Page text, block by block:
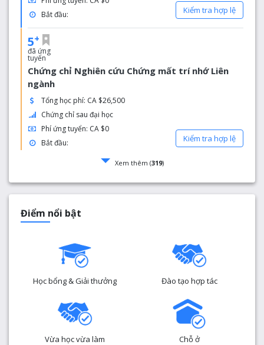
Bắt đầu:
Kiểm tra hợp lệ
5+
đã ứng
tuyển
Chứng chỉ Nghiên cứu Chứng mất trí nhớ Liên
ngành
Tổng học phí: CA $26,500
Chứng chỉ sau đại học
Phí ứng tuyển: CA $0
Bắt đầu:
Kiểm tra hợp lệ
Xem thêm (319)
Điểm nổi bật
Học bổng & Giải thưởng Đào tạo hợp tác
Vừa học vừa làm Chỗ ở